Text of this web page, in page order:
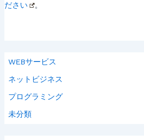
ださい
。
WEBサービス
ネットビジネス
プログラミング
未分類